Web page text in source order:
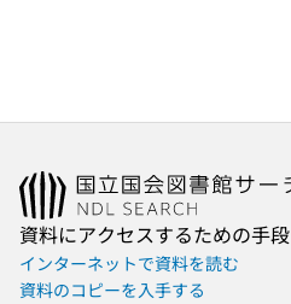
資料にアクセスするための手段
インターネットで資料を読む
資料のコピーを入手する